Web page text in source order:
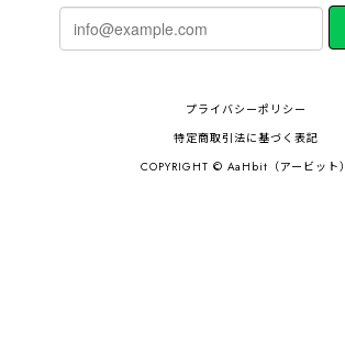
プライバシーポリシー
特定商取引法に基づく表記
COPYRIGHT © AaHbit（アービット）